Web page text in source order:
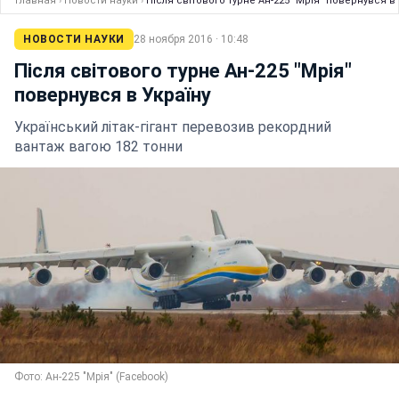
НОВОСТИ НАУКИ 28 ноября 2016 · 10:48
Після світового турне Ан-225 "Мрія"
повернувся в Україну
Український літак-гігант перевозив рекордний
вантаж вагою 182 тонни
Фото: Ан-225 "Мрія" (Facebook)